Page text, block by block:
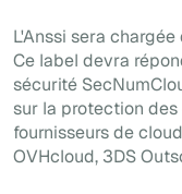
L'Anssi sera
Ce label devra
sécurité
sur la protection
fournisseurs de
OVHcloud, 3DS